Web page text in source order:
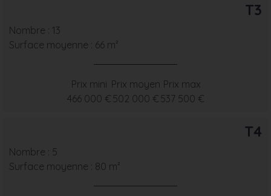
T3
Nombre : 13
Surface moyenne : 66 m²
Prix mini
466 000 €
Prix moyen
502 000 €
Prix max
537 500 €
T4
Nombre : 5
Surface moyenne : 80 m²